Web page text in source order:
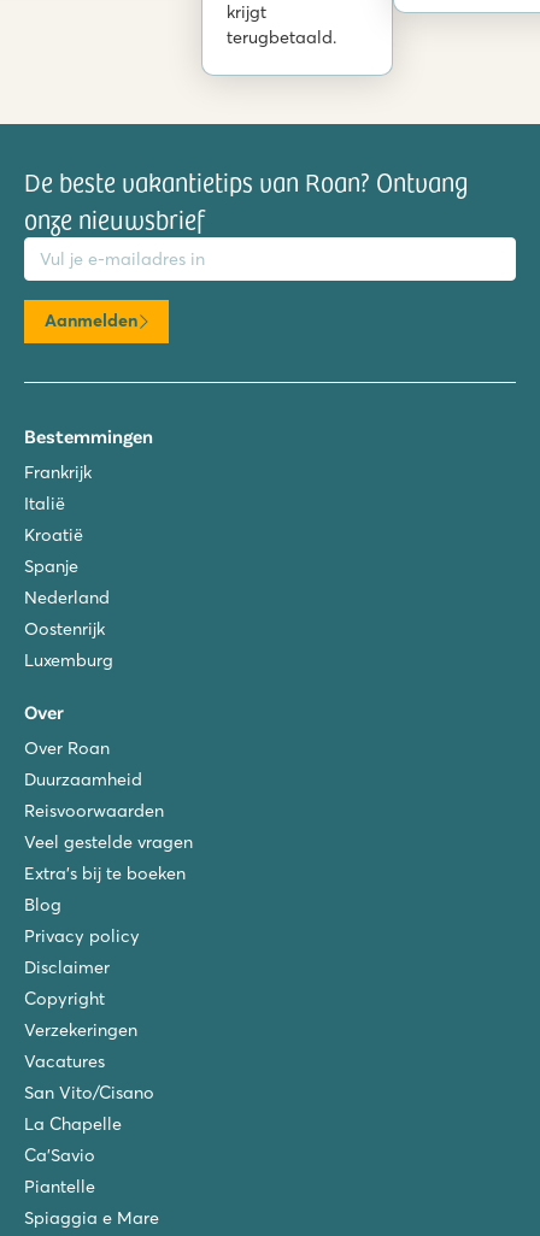
krijgt
terugbetaald.
De beste vakantietips van Roan? Ontvang
onze nieuwsbrief
Aanmelden
Bestemmingen
Frankrijk
Italië
Kroatië
Spanje
Nederland
Oostenrijk
Luxemburg
Over
Over Roan
Duurzaamheid
Reisvoorwaarden
Veel gestelde vragen
Extra's bij te boeken
Blog
Privacy policy
Disclaimer
Copyright
Verzekeringen
Vacatures
San Vito/Cisano
La Chapelle
Ca'Savio
Piantelle
Spiaggia e Mare